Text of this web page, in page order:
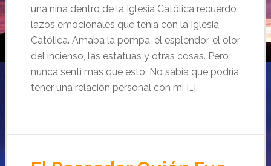
una niña dentro de la Iglesia Católica recuerdo
lazos emocionales que tenía con la Iglesia
Católica. Amaba la pompa, el esplendor, el olor
del incienso, las estatuas y otras cosas. Pero
nunca sentí más que esto. No sabía que podría
tener una relación personal con mi […]